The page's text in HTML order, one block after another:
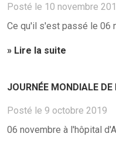
Posté le 10 novembre
Ce qu'il s'est passé le 06
» Lire la suite
JOURNÉE MONDIALE DE
Posté le 9 octobre 2019
06 novembre à l'hôpital